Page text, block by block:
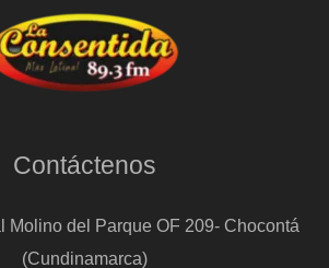
Contáctenos
Molino del Parque OF 209- Chocontá
(Cundinamarca)